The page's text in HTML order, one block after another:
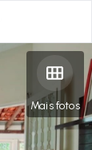
Mais fotos